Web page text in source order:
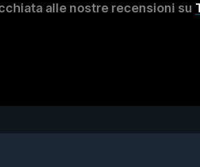
alle nostre recensioni su